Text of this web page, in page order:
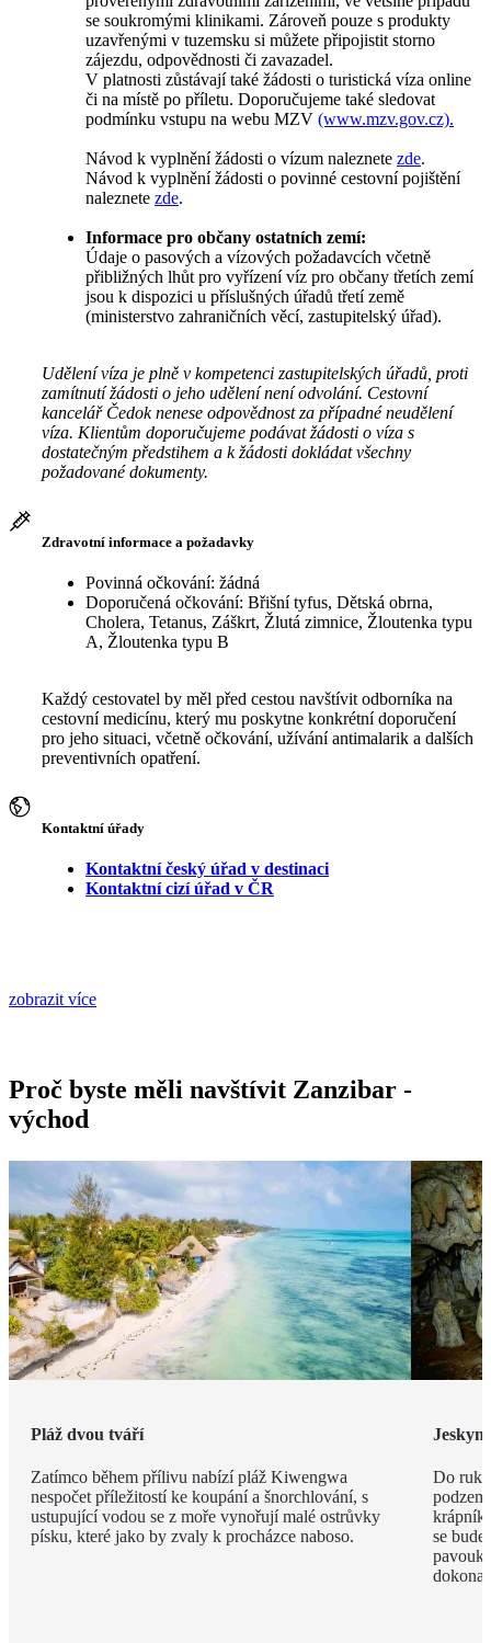
se soukromými klinikami. Zároveň pouze s produkty
uzavřenými v tuzemsku si můžete připojistit storno
zájezdu, odpovědnosti či zavazadel.
V platnosti zůstávají také žádosti o turistická víza online
či na místě po příletu. Doporučujeme také sledovat
podmínku vstupu na webu MZV (www.mzv.gov.cz).
Návod k vyplnění žádosti o vízum naleznete zde.
Návod k vyplnění žádosti o povinné cestovní pojištění
naleznete zde.
Informace pro občany ostatních zemí:
Údaje o pasových a vízových požadavcích včetně
přibližných lhůt pro vyřízení víz pro občany třetích zemí
jsou k dispozici u příslušných úřadů třetí země
(ministerstvo zahraničních věcí, zastupitelský úřad).
Udělení víza je plně v kompetenci zastupitelských úřadů, proti
zamítnutí žádosti o jeho udělení není odvolání. Cestovní
kancelář Čedok nenese odpovědnost za případné neudělení
víza. Klientům doporučujeme podávat žádosti o víza s
dostatečným předstihem a k žádosti dokládat všechny
požadované dokumenty.
Zdravotní informace a požadavky
Povinná očkování: žádná
Doporučená očkování: Břišní tyfus, Dětská obrna,
Cholera, Tetanus, Záškrt, Žlutá zimnice, Žloutenka typu
A, Žloutenka typu B
Každý cestovatel by měl před cestou navštívit odborníka na
cestovní medicínu, který mu poskytne konkrétní doporučení
pro jeho situaci, včetně očkování, užívání antimalarik a dalších
preventivních opatření.
Kontaktní úřady
Kontaktní český úřad v destinaci
Kontaktní cizí úřad v ČR
zobrazit více
Proč byste měli navštívit Zanzibar -
východ
Pláž dvou tváří
Zatímco během přílivu nabízí pláž Kiwengwa
nespočet příležitostí ke koupání a šnorchlování, s
ustupující vodou se z moře vynořují malé ostrůvky
písku, které jako by zvaly k procházce naboso.
Do
se